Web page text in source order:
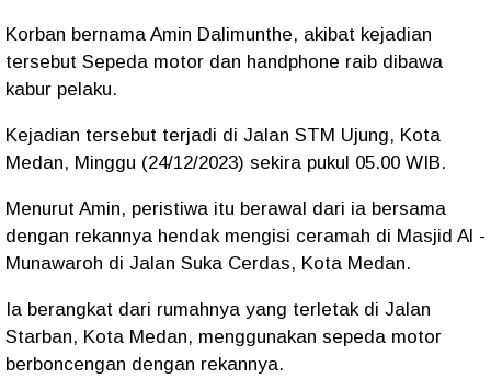
Korban bernama Amin Dalimunthe, akibat kejadian
tersebut Sepeda motor dan handphone raib dibawa
kabur pelaku.
Kejadian tersebut terjadi di Jalan STM Ujung, Kota
Medan, Minggu (24/12/2023) sekira pukul 05.00 WIB.
Menurut Amin, peristiwa itu berawal dari ia bersama
dengan rekannya hendak mengisi ceramah di Masjid Al -
Munawaroh di Jalan Suka Cerdas, Kota Medan.
Ia berangkat dari rumahnya yang terletak di Jalan
Starban, Kota Medan, menggunakan sepeda motor
berboncengan dengan rekannya.